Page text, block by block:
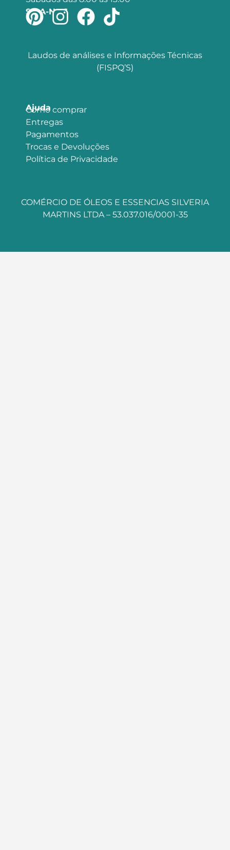
SIGA-NOS
Laudos de análises e Informações Técnicas
(FISPQ’S)
Ajuda
Como comprar
Entregas
Pagamentos
Trocas e Devoluções
Política de Privacidade
COMÉRCIO DE ÓLEOS E ESSENCIAS SILVERIA
MARTINS LTDA – 53.037.016/0001-35